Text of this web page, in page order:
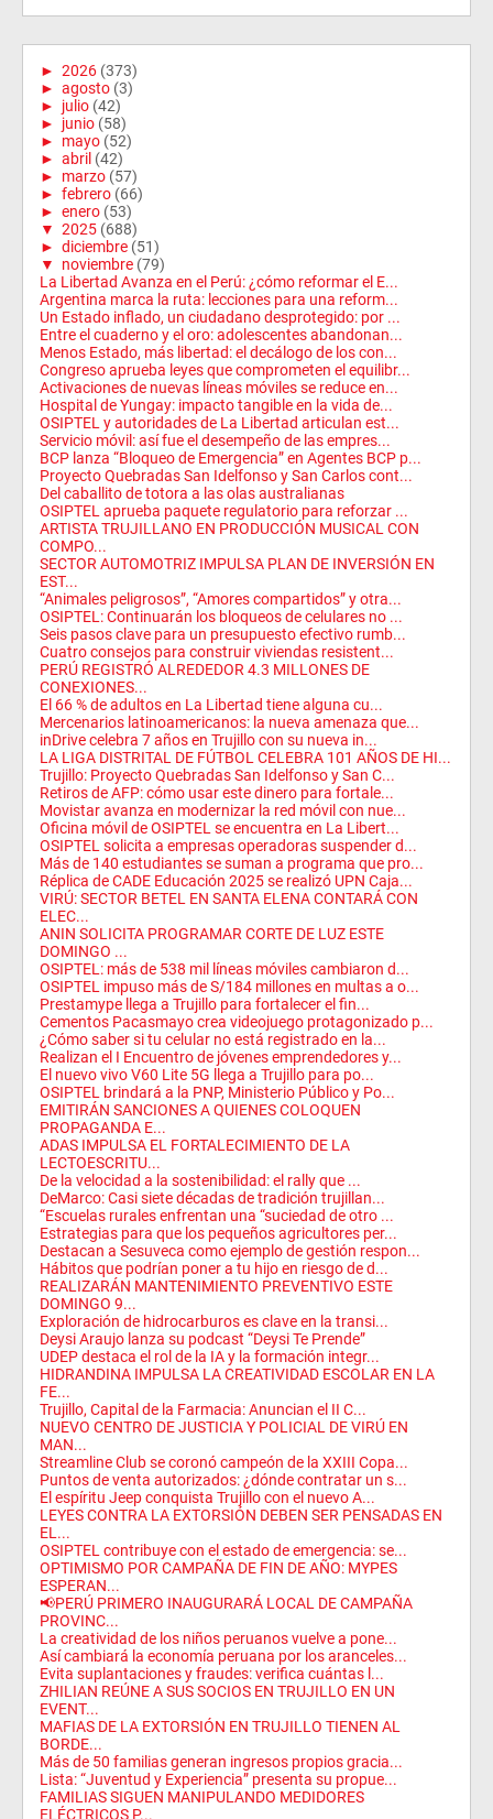
► 2026 (373)
► agosto (3)
► julio (42)
► junio (58)
► mayo (52)
► abril (42)
► marzo (57)
► febrero (66)
► enero (53)
▼ 2025 (688)
► diciembre (51)
▼
noviembre (79)
La Libertad Avanza en el Perú: ¿cómo reformar el E...
Argentina marca la ruta: lecciones para una reform...
Un Estado inflado, un ciudadano desprotegido: por ...
Entre el cuaderno y el oro: adolescentes abandonan...
Menos Estado, más libertad: el decálogo de los con...
Congreso aprueba leyes que comprometen el equilibr...
Activaciones de nuevas líneas móviles se reduce en...
Hospital de Yungay: impacto tangible en la vida de...
OSIPTEL y autoridades de La Libertad articulan est...
Servicio móvil: así fue el desempeño de las empres...
BCP lanza “Bloqueo de Emergencia” en Agentes BCP p...
Proyecto Quebradas San Idelfonso y San Carlos cont...
Del caballito de totora a las olas australianas
OSIPTEL aprueba paquete regulatorio para reforzar ...
ARTISTA TRUJILLANO EN PRODUCCIÓN MUSICAL CON
COMPO...
SECTOR AUTOMOTRIZ IMPULSA PLAN DE INVERSIÓN EN
EST...
“Animales peligrosos”, “Amores compartidos” y otra...
OSIPTEL: Continuarán los bloqueos de celulares no ...
Seis pasos clave para un presupuesto efectivo rumb...
Cuatro consejos para construir viviendas resistent...
PERÚ REGISTRÓ ALREDEDOR 4.3 MILLONES DE
CONEXIONES...
El 66 % de adultos en La Libertad tiene alguna cu...
Mercenarios latinoamericanos: la nueva amenaza que...
inDrive celebra 7 años en Trujillo con su nueva in...
LA LIGA DISTRITAL DE FÚTBOL CELEBRA 101 AÑOS DE HI...
Trujillo: Proyecto Quebradas San Idelfonso y San C...
Retiros de AFP: cómo usar este dinero para fortale...
Movistar avanza en modernizar la red móvil con nue...
Oficina móvil de OSIPTEL se encuentra en La Libert...
OSIPTEL solicita a empresas operadoras suspender d...
Más de 140 estudiantes se suman a programa que pro...
Réplica de CADE Educación 2025 se realizó UPN Caja...
VIRÚ: SECTOR BETEL EN SANTA ELENA CONTARÁ CON
ELEC...
ANIN SOLICITA PROGRAMAR CORTE DE LUZ ESTE
DOMINGO ...
OSIPTEL: más de 538 mil líneas móviles cambiaron d...
OSIPTEL impuso más de S/184 millones en multas a o...
Prestamype llega a Trujillo para fortalecer el fin...
Cementos Pacasmayo crea videojuego protagonizado p...
¿Cómo saber si tu celular no está registrado en la...
Realizan el I Encuentro de jóvenes emprendedores y...
El nuevo vivo V60 Lite 5G llega a Trujillo para po...
OSIPTEL brindará a la PNP, Ministerio Público y Po...
EMITIRÁN SANCIONES A QUIENES COLOQUEN
PROPAGANDA E...
ADAS IMPULSA EL FORTALECIMIENTO DE LA
LECTOESCRITU...
De la velocidad a la sostenibilidad: el rally que ...
DeMarco: Casi siete décadas de tradición trujillan...
“Escuelas rurales enfrentan una “suciedad de otro ...
Estrategias para que los pequeños agricultores per...
Destacan a Sesuveca como ejemplo de gestión respon...
Hábitos que podrían poner a tu hijo en riesgo de d...
REALIZARÁN MANTENIMIENTO PREVENTIVO ESTE
DOMINGO 9...
Exploración de hidrocarburos es clave en la transi...
Deysi Araujo lanza su podcast “Deysi Te Prende”
UDEP destaca el rol de la IA y la formación integr...
HIDRANDINA IMPULSA LA CREATIVIDAD ESCOLAR EN LA
FE...
Trujillo, Capital de la Farmacia: Anuncian el II C...
NUEVO CENTRO DE JUSTICIA Y POLICIAL DE VIRÚ EN
MAN...
Streamline Club se coronó campeón de la XXIII Copa...
Puntos de venta autorizados: ¿dónde contratar un s...
El espíritu Jeep conquista Trujillo con el nuevo A...
LEYES CONTRA LA EXTORSIÓN DEBEN SER PENSADAS EN
EL...
OSIPTEL contribuye con el estado de emergencia: se...
OPTIMISMO POR CAMPAÑA DE FIN DE AÑO: MYPES
ESPERAN...
📢PERÚ PRIMERO INAUGURARÁ LOCAL DE CAMPAÑA
PROVINC...
La creatividad de los niños peruanos vuelve a pone...
Así cambiará la economía peruana por los aranceles...
Evita suplantaciones y fraudes: verifica cuántas l...
ZHILIAN REÚNE A SUS SOCIOS EN TRUJILLO EN UN
EVENT...
MAFIAS DE LA EXTORSIÓN EN TRUJILLO TIENEN AL
BORDE...
Más de 50 familias generan ingresos propios gracia...
Lista: “Juventud y Experiencia” presenta su propue...
FAMILIAS SIGUEN MANIPULANDO MEDIDORES
ELÉCTRICOS P...